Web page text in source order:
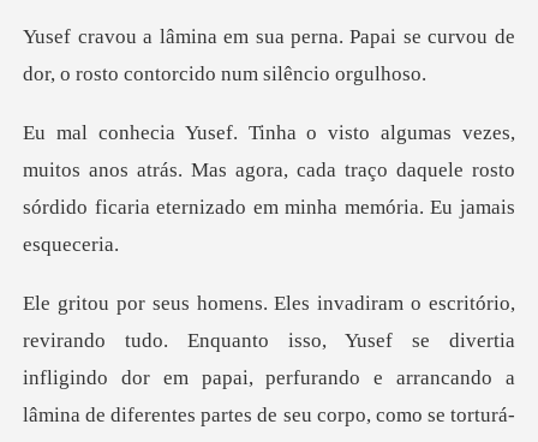
. Papai se curvou de
dor, o rosto
s anos atrás. Mas agora, cada traço daquele rosto
sórdido
anto isso, Yusef se divertia
infligindo dor em papai, perfurando e arrancando